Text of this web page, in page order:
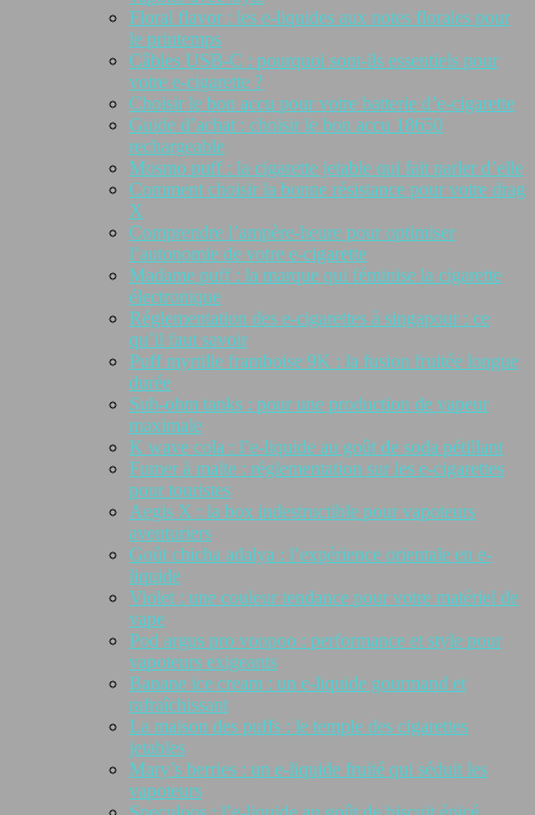
Floral flavor : les e-liquides aux notes florales pour
le printemps
Câbles USB-C : pourquoi sont-ils essentiels pour
votre e-cigarette ?
Choisir le bon accu pour votre batterie d’e-cigarette
Guide d’achat : choisir le bon accu 18650
rechargeable
Mosmo puff : la cigarette jetable qui fait parler d’elle
Comment choisir la bonne résistance pour votre drag
X
Comprendre l’ampère-heure pour optimiser
l’autonomie de votre e-cigarette
Madame puff : la marque qui féminise la cigarette
électronique
Réglementation des e-cigarettes à singapour : ce
qu’il faut savoir
Puff myrtille framboise 9K : la fusion fruitée longue
durée
Sub-ohm tanks : pour une production de vapeur
maximale
K wave cola : l’e-liquide au goût de soda pétillant
Fumer à malte : réglementation sur les e-cigarettes
pour touristes
Aegis X : la box indestructible pour vapoteurs
aventuriers
Goût chicha adalya : l’expérience orientale en e-
liquide
Violet : une couleur tendance pour votre matériel de
vape
Pod argus pro voopoo : performance et style pour
vapoteurs exigeants
Banane ice cream : un e-liquide gourmand et
rafraîchissant
La maison des puffs : le temple des cigarettes
jetables
Mary’s berries : un e-liquide fruité qui séduit les
vapoteurs